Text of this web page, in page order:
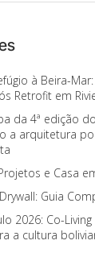
à Beira-
Retrofit em
da 4ª edição
a arquitetura
e Casa
Guia
2026: Co-
a cultura